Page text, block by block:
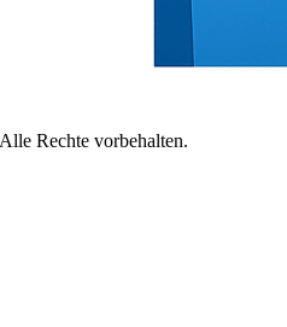
Rechte vorbehalten.